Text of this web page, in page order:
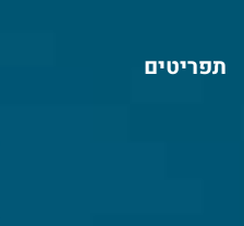
תפריטים